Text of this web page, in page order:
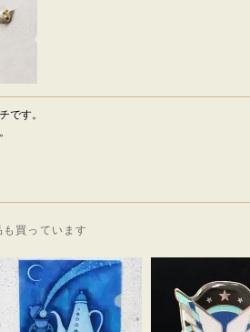
です。
買っています